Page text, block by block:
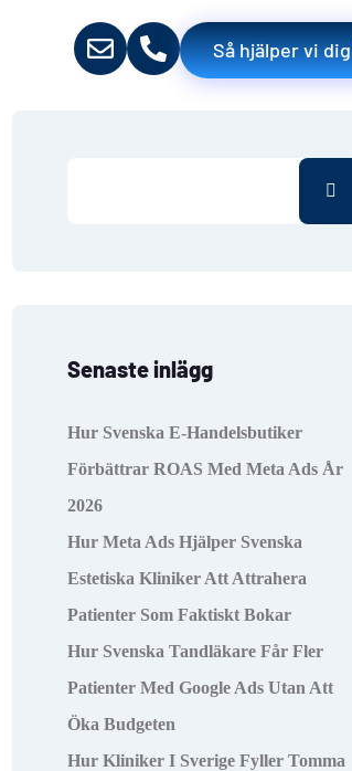
Så hjälper vi dig
Senaste inlägg
Hur Svenska E-Handelsbutiker
Förbättrar ROAS Med Meta Ads År
2026
Hur Meta Ads Hjälper Svenska
Estetiska Kliniker Att Attrahera
Patienter Som Faktiskt Bokar
Hur Svenska Tandläkare Får Fler
Patienter Med Google Ads Utan Att
Öka Budgeten
Hur Kliniker I Sverige Fyller Tomma